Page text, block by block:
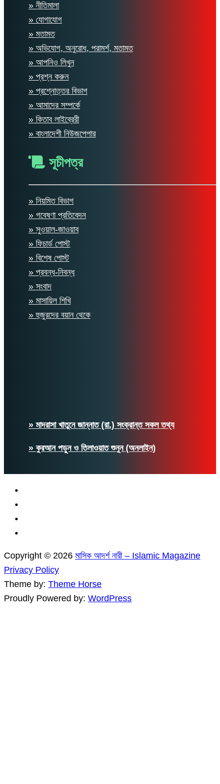
» নীতিমালা
» যোগাযোগ
» মতামত
» অভিযোগ, অনুরোধ, পরামর্শ, মতামত
» আপনিও লিখুন
» প্রশ্ন করুন
» প্রশ্নোত্তর বিভাগ
» আমাদের সম্পর্কে
» কিতাব লাইব্রেরী
» বাংলাদেশী নিউজপেপার
সূচীপত্র
» নিয়মিত বিভাগ
» গবেষণা প্রতিবেদন
» সুওয়াল-জাওয়াব
» ফিচার্ড পোস্ট
» বিশেষ পোস্ট
» প্রবন্ধ-নিবন্ধ
» সংবাদ
» মাসায়িল শিখি
» হুজুরদের বয়ান থেকে
» মাদরাসা খাতুনে জান্নাত (রা.) সংক্রান্ত সকল তথ্য
» কুরআন পড়ুন ও তিলাওয়াত শুনুন (অনলাইন)
Copyright © 2026 মাসিক আদর্শ নারী – Islamic Magazine
Privacy Policy
Theme by: Theme Horse
Proudly Powered by: WordPress